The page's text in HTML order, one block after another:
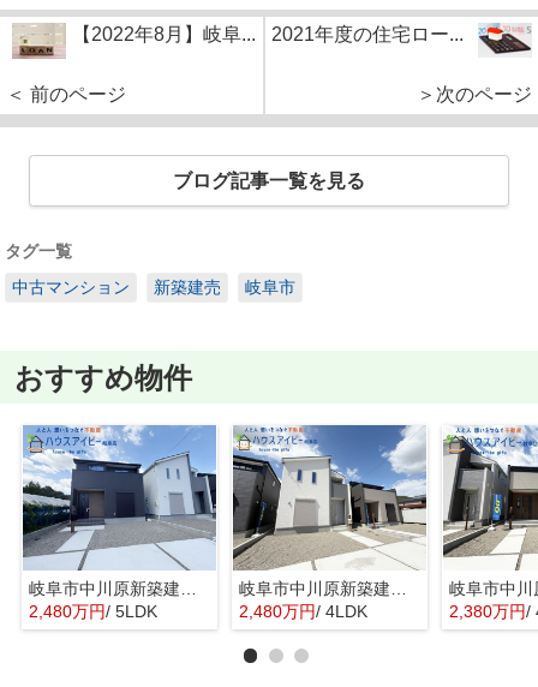
【2022年8月】岐阜...
＜ 前のページ
2021年度の住宅ロー...
＞次のページ
ブログ記事一覧を見る
タグ一覧
中古マンション
新築建売 岐阜市
おすすめ物件
2,480万円/ 5LDK
2,480万円/ 4LDK 2,380万円/